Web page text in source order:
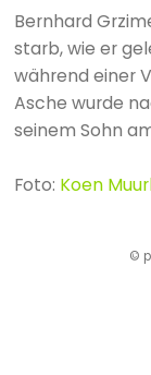
Bernhard
starb, wie er
während einer
Asche wurde
seinem Sohn
Foto: Koen
©